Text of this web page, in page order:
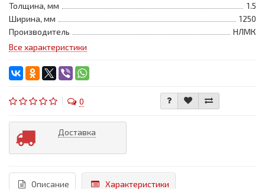
Толщина, мм
1.5
Ширина, мм
1250
Производитель
НЛМК
Все характеристики
0
Доставка
Описание Характеристики